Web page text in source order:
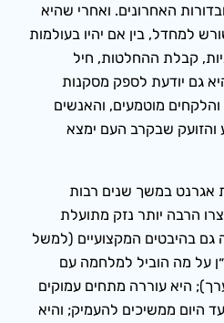
האחרונים. ואחרי שהיא
למחדל, בין אם יהיו בעולמות
קבלת ההחלטות, חיל
גם יודעת לספק מסקנות
מוטמעים, והאנשים
והזועק שבקרב העם ימצא
אגרנט במשך שנים רבות
הרבה יותר נזק מתועלת
גם בהיבטים המקצועיים (למשל
על מה הוביל למלחמה עם
היא עוררה מתחים עמוקים
היום ממשיכים להעמיק; והיא